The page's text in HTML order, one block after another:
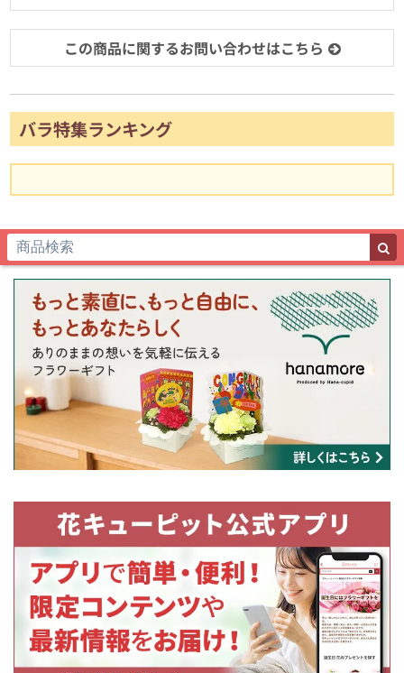
この商品に関するお問い合わせはこちら
バラ特集ランキング